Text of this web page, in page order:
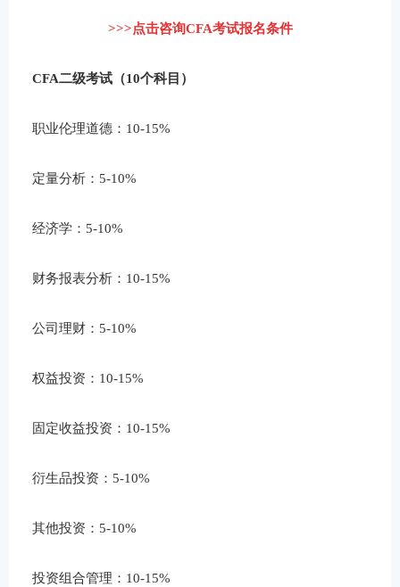
>>>点击咨询CFA考试报名条件
CFA二级考试（10个科目）
职业伦理道德：10-15%
定量分析：5-10%
经济学：5-10%
财务报表分析：10-15%
公司理财：5-10%
权益投资：10-15%
固定收益投资：10-15%
衍生品投资：5-10%
其他投资：5-10%
投资组合管理：10-15%